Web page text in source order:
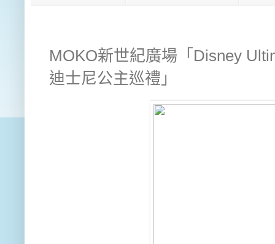
MOKO新世紀廣場「Disney
迪士尼公主巡禮」